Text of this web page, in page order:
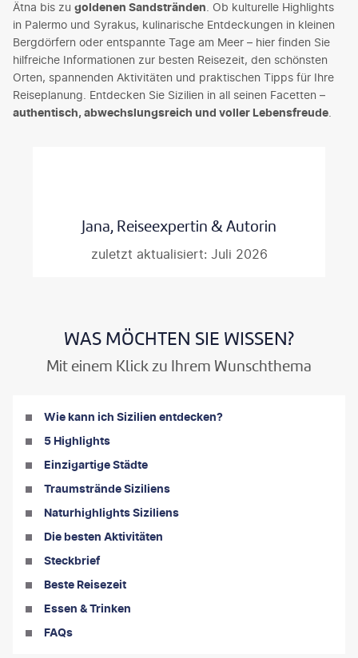
Ätna bis zu goldenen Sandstränden . Ob kulturelle Highlights
in Palermo und Syrakus, kulinarische Entdeckungen in kleinen
Bergdörfern oder entspannte Tage am Meer – hier finden Sie
hilfreiche Informationen zur besten Reisezeit, den schönsten
Orten, spannenden Aktivitäten und praktischen Tipps für Ihre
Reiseplanung. Entdecken Sie Sizilien in all seinen Facetten –
authentisch, abwechslungsreich und voller Lebensfreude
Jana, Reiseexpertin & Autorin
zuletzt aktualisiert: Juli 2026
WAS MÖCHTEN SIE WISSEN?
Mit einem Klick zu Ihrem Wunschthema
Wie kann ich Sizilien entdecken?
5 Highlights
Einzigartige Städte
Traumstrände Siziliens
Naturhighlights Siziliens
Die besten Aktivitäten
Steckbrief
Beste Reisezeit
Essen & Trinken
FAQs